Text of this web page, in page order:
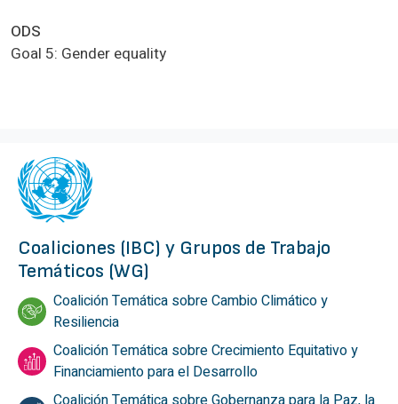
ODS
Goal 5: Gender equality
Coaliciones (IBC) y Grupos de Trabajo
Temáticos (WG)
Coalición Temática sobre Cambio Climático y
Resiliencia
Coalición Temática sobre Crecimiento Equitativo y
Financiamiento para el Desarrollo